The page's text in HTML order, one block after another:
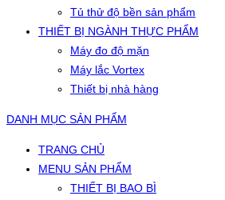
Tủ thử độ bền sản phẩm
THIẾT BỊ NGÀNH THỰC PHẨM
Máy đo độ mặn
Máy lắc Vortex
Thiết bị nhà hàng
DANH MỤC SẢN PHẨM
TRANG CHỦ
MENU SẢN PHẨM
THIẾT BỊ BAO BÌ